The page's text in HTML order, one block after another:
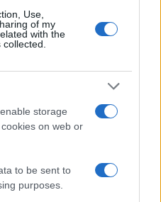
Use,
of my
with the
storage
on web or
to be sent to
purposes.
di difenderla?
SUCCESSIVA
297
Leggi i commenti